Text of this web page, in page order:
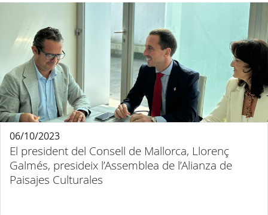
El president del Consell de Mallorca, Llorenç
Galmés, presideix l’Assemblea de l’Alianza de
Paisajes Culturales
06/10/2023